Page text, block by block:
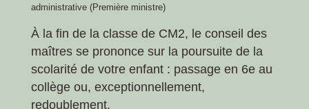
administrative (Première ministre)
À la fin de la classe de CM2, le conseil des
maîtres se prononce sur la poursuite de la
scolarité de votre enfant : passage en 6e au
collège ou, exceptionnellement,
redoublement.